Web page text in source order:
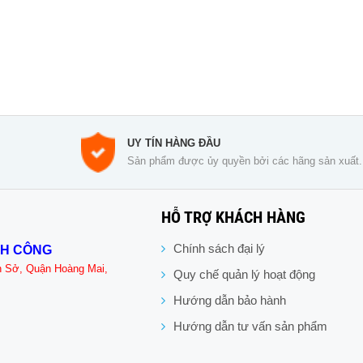
UY TÍN HÀNG ĐẦU
Sản phẩm được ủy quyền bởi các hãng sản xuất.
CÔNG
Quận Hoàng Mai,
HỖ TRỢ KHÁCH HÀNG
Chính sách đại lý
Quy chế quản lý hoạt động
Hướng dẫn bảo hành
Hướng dẫn tư vấn sản phẩm